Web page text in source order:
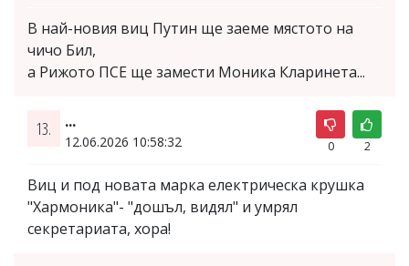
В най-новия виц Путин ще заеме мястото на
чичо Бил,
а Рижото ПСЕ ще замести Моника Кларинета...
13. ...
12.06.2026 10:58:32 0 2
Виц и под новата марка електрическа крушка
"Хармоника"- "дошъл, видял" и умрял
секретариата, хора!